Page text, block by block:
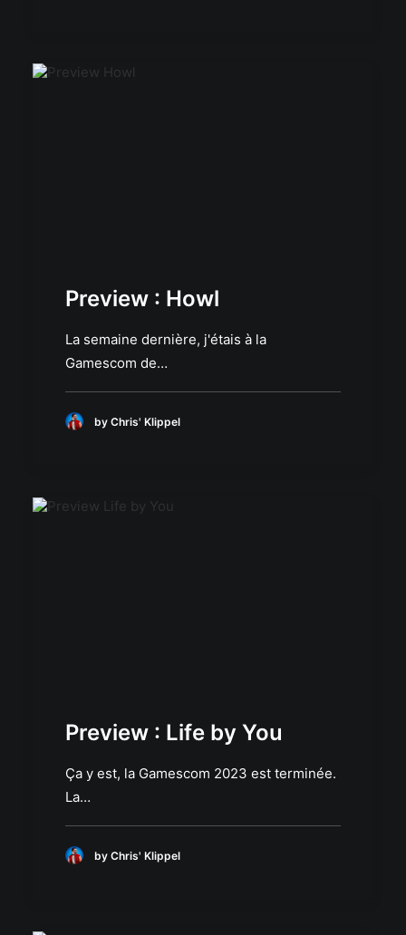
Preview : Howl
La semaine dernière, j'étais à la
Gamescom de…
by Chris' Klippel
Preview : Life by You
Ça y est, la Gamescom 2023 est terminée.
La…
by Chris' Klippel